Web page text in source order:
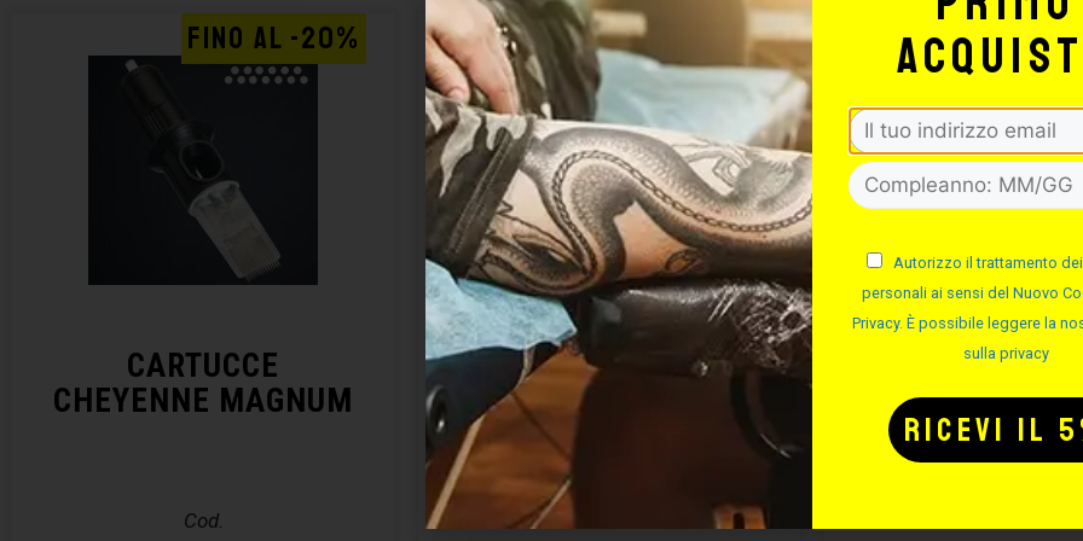
CARTUCCE
CHEYENNE MAGNUM
Cod.
FINO AL -20%
CARTUCCE
CHEYENNE SHADER
FINO AL -20%
CARTUCCE
CHEYENNE
MAGNUM
FINO
Autorizzo il trattamento
personali ai sensi del Nuovo
Privacy. È possibile leggere la
sulla privacy